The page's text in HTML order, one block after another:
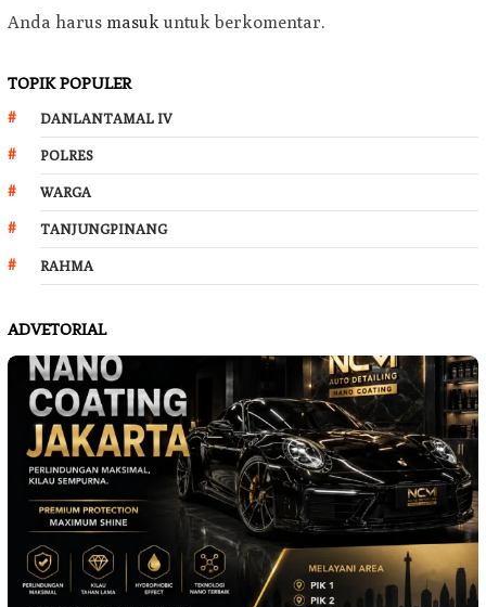
Anda harus masuk untuk berkomentar.
TOPIK POPULER
DANLANTAMAL IV
POLRES
WARGA
TANJUNGPINANG
RAHMA
ADVETORIAL